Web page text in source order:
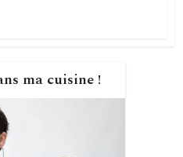
ma cuisine !